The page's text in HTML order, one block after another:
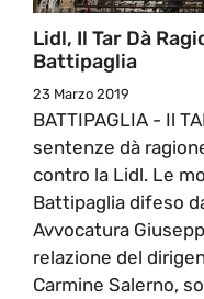
Lidl, Il Tar Dà
Battipaglia
23 Marzo 2019
BATTIPAGLIA - Il
sentenze dà
contro la Lidl. Le
Battipaglia difeso
Avvocatura
relazione del
Carmine Salerno,